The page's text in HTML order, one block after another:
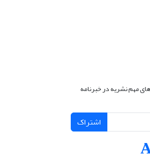
مهم نشریه در خبرنامه
اشتراک